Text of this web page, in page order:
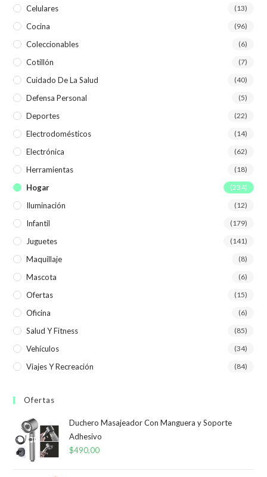
Celulares (13)
Cocina (96)
Coleccionables (6)
Cotillón (7)
Cuidado De La Salud (40)
Defensa Personal (5)
Deportes (22)
Electrodomésticos (14)
Electrónica (62)
Herramientas (18)
Hogar (234)
Iluminación (12)
Infantil (179)
Juguetes (141)
Maquillaje (8)
Mascota (6)
Ofertas (15)
Oficina (6)
Salud Y Fitness (85)
Vehículos (34)
Viajes Y Recreación (84)
Ofertas
Duchero Masajeador Con Manguera y Soporte
Adhesivo
$490,00